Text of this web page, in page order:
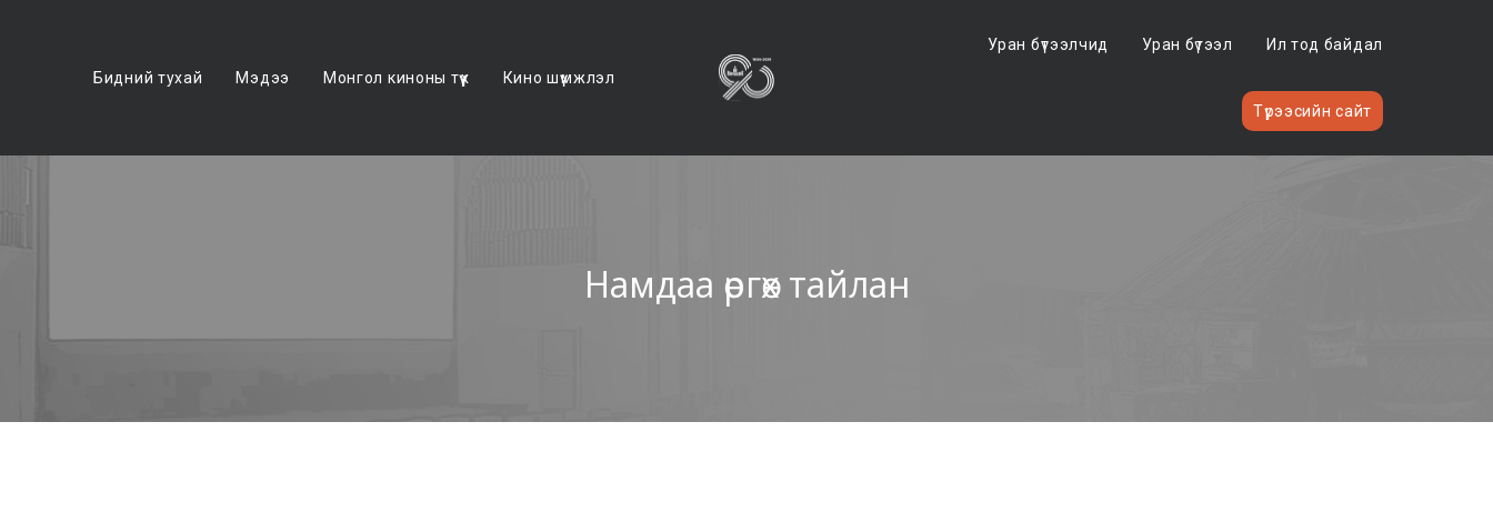
Бидний тухай Мэдээ Монгол киноны түүх Кино шүүмжлэл
Уран бүтээлчид Уран бүтээл Ил тод байдал
Түрээсийн сайт
Намдаа өргөх тайлан